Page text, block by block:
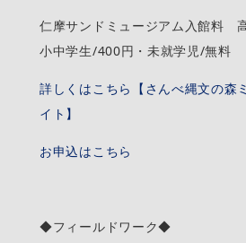
仁摩サンドミュージアム入館料
小中学生/400円・未就学児/無料
詳しくはこちら【さんべ縄文の森
イト】
お申込はこちら
◆フィールドワーク◆